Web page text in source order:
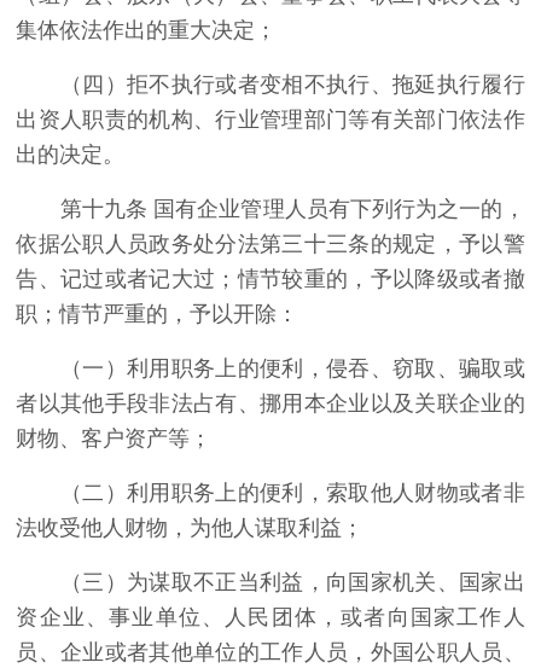
集体依法作出的重大决定；
（四）拒不执行或者变相不执行、拖延执行履行
出资人职责的机构、行业管理部门等有关部门依法作
出的决定。
第十九条 国有企业管理人员有下列行为之一的，
依据公职人员政务处分法第三十三条的规定，予以警
告、记过或者记大过；情节较重的，予以降级或者撤
职；情节严重的，予以开除：
（一）利用职务上的便利，侵吞、窃取、骗取或
者以其他手段非法占有、挪用本企业以及关联企业的
财物、客户资产等；
（二）利用职务上的便利，索取他人财物或者非
法收受他人财物，为他人谋取利益；
（三）为谋取不正当利益，向国家机关、国家出
资企业、事业单位、人民团体，或者向国家工作人
员、企业或者其他单位的工作人员，外国公职人员、